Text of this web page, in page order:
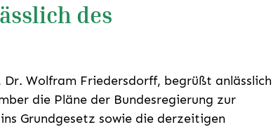
des
Wolfram Friedersdorff, begrüßt anlässlich
die Pläne der Bundesregierung zur
Grundgesetz sowie die derzeitigen